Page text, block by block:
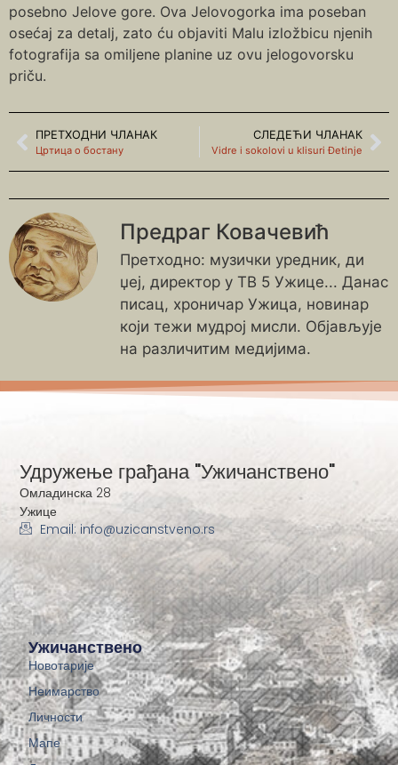
posebno Jelove gore. Ova Jelovogorka ima poseban
osećaj za detalj, zato ću objaviti Malu izložbicu njenih
fotografija sa omiljene planine uz ovu jelogovorsku
priču.
ПРЕТХОДНИ ЧЛАНАК
Цртица о бостану
СЛЕДЕЋИ ЧЛАНАК
Vidre i sokolovi u klisuri Đetinje
Предраг Ковачевић
Претходно: музички уредник, ди
џеј, директор у ТВ 5 Ужице... Данас
писац, хроничар Ужица, новинар
који тежи мудрој мисли. Објављује
на различитим медијима.
Ужичанствено
Новотарије
Неимарство
Личности
Мапе
Удружење грађана "Ужичанствено"
Омладинска 28
Ужице
Email: info@uzicanstveno.rs